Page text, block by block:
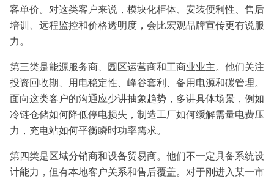
客单价。对这类客户来说，模块化柜体、安装便利性、售后
培训、远程监控和价格透明度，会比宏观品牌宣传更有说服
力。
第三类是能源服务商、园区运营商和工商业业主。他们关注
投资回收期、用电稳定性、峰谷套利、备用电源和碳管理。
面向这类客户的沟通应少讲抽象趋势，多讲具体场景，例如
冷链仓储如何降低停电损失，制造工厂如何缓解需量电费压
力，充电站如何平衡瞬时功率需求。
第四类是区域分销商和设备贸易商。他们不一定具备系统设
计能力，但有本地客户关系和售后覆盖。对于刚进入某一市